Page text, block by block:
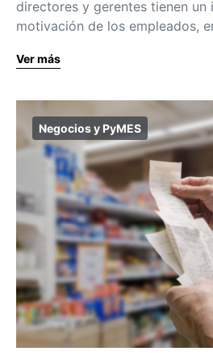
directores y gerentes tienen
motivación de los empleados,
Ver más
Negocios y PyMES